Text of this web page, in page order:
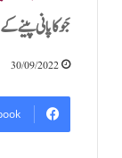
جَو کا پانی
30/09/2022